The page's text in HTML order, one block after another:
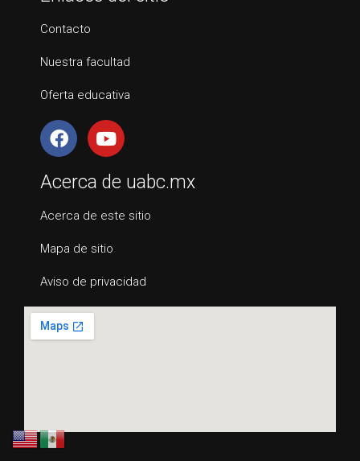
Contacto
Nuestra facultad
Oferta educativa
Acerca de uabc.mx
Acerca de este sitio
Mapa de sitio
Aviso de privacidad